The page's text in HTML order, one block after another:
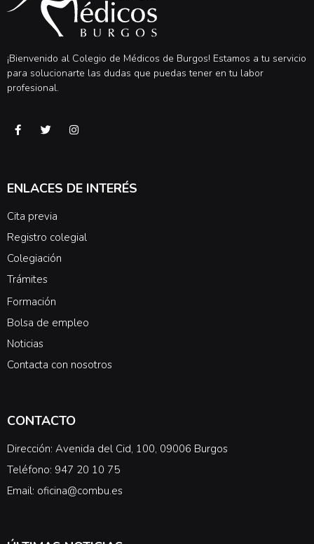
¡Bienvenido al Colegio de Médicos de Burgos! Estamos a tu servicio
para solucionarte las dudas que puedas tener en tu labor
profesional.
ENLACES DE INTERÉS
Cita previa
Registro colegial
Colegiación
Trámites
Formación
Bolsa de empleo
Noticias
Contacta con nosotros
CONTACTO
Dirección: Avenida del Cid, 100, 09006 Burgos
Teléfono: 947 20 10 75
Email: oficina@combu.es